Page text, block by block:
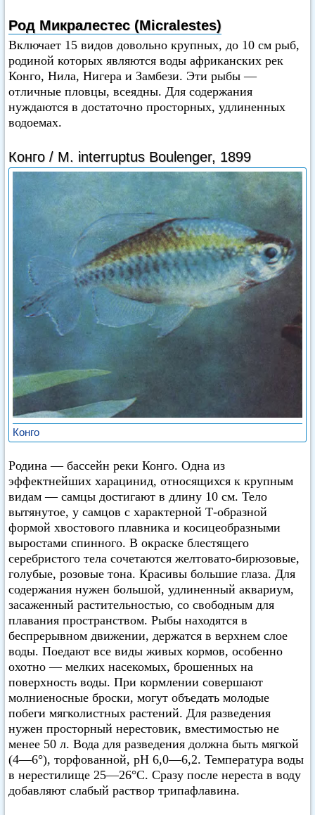
Род Микралестес (Micralestes)
Включает 15 видов довольно крупных, до 10 см рыб,
родиной которых являются воды африканских рек
Конго, Нила, Нигера и Замбези. Эти рыбы —
отличные пловцы, всеядны. Для содержания
нуждаются в достаточно просторных, удлиненных
водоемах.
Конго / М. interruptus Boulenger, 1899
Конго
Родина — бассейн реки Конго. Одна из
эффектнейших харацинид, относящихся к крупным
видам — самцы достигают в длину 10 см. Тело
вытянутое, у самцов с характерной Т-образной
формой хвостового плавника и косицеобразными
выростами спинного. В окраске блестящего
серебристого тела сочетаются желтовато-бирюзовые,
голубые, розовые тона. Красивы большие глаза. Для
содержания нужен большой, удлиненный аквариум,
засаженный растительностью, со свободным для
плавания пространством. Рыбы находятся в
беспрерывном движении, держатся в верхнем слое
воды. Поедают все виды живых кормов, особенно
охотно — мелких насекомых, брошенных на
поверхность воды. При кормлении совершают
молниеносные броски, могут объедать молодые
побеги мягколистных растений. Для разведения
нужен просторный нерестовик, вместимостью не
менее 50 л. Вода для разведения должна быть мягкой
(4—6°), торфованной, pH 6,0—6,2. Температура воды
в нерестилище 25—26°C. Сразу после нереста в воду
добавляют слабый раствор трипафлавина.